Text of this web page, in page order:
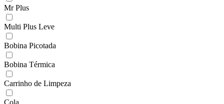
Mr Plus
Multi Plus Leve
Bobina Picotada
Bobina Térmica
Carrinho de Limpeza
Cola